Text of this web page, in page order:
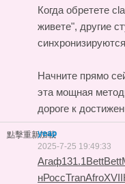
Когда обретете
живете", другие
Начните прямо
эта мощная
дороге к
點擊重新加載
yeap
2025-7-25 19:49:33
Агаф131.1BettBett
нРоссTranAfroXVII